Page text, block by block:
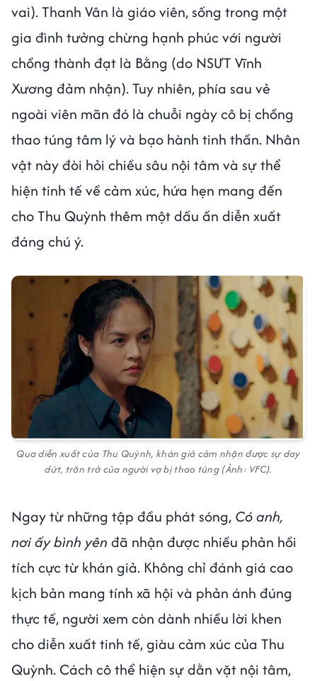
vai). Thanh Vân là giáo viên, sống trong một
gia đình tưởng chừng hạnh phúc với người
chồng thành đạt là Bằng (do NSƯT Vĩnh
Xương đảm nhận). Tuy nhiên, phía sau vẻ
ngoài viên mãn đó là chuỗi ngày cô bị chồng
thao túng tâm lý và bạo hành tinh thần. Nhân
vật này đòi hỏi chiều sâu nội tâm và sự thể
hiện tinh tế về cảm xúc, hứa hẹn mang đến
cho Thu Quỳnh thêm một dấu ấn diễn xuất
đáng chú ý.
Qua diễn xuất của Thu Quỳnh, khán giả cảm nhận được sự day
dứt, trăn trở của người vợ bị thao túng (Ảnh: VFC).
Ngay từ những tập đầu phát sóng, Có anh,
nơi ấy bình yên đã nhận được nhiều phản hồi
tích cực từ khán giả. Không chỉ đánh giá cao
kịch bản mang tính xã hội và phản ánh đúng
thực tế, người xem còn dành nhiều lời khen
cho diễn xuất tinh tế, giàu cảm xúc của Thu
Quỳnh. Cách cô thể hiện sự dằn vặt nội tâm,